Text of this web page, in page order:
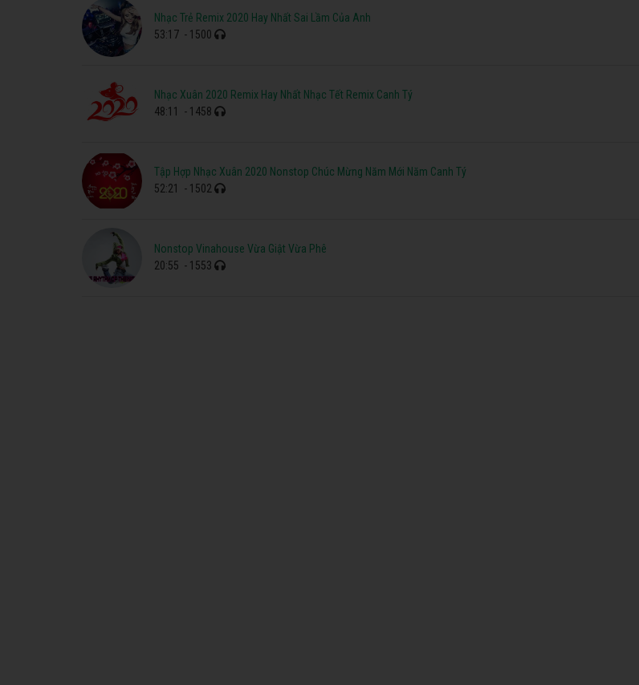
Nhạc Trẻ Remix 2020 Hay Nhất Sai Lầm Của Anh
53:17 - 1500
Nhạc Xuân 2020 Remix Hay Nhất Nhạc Tết Remix Canh Tý
48:11
- 1458
Tập Hợp Nhạc Xuân 2020 Nonstop Chúc Mừng Năm Mới Năm Canh Tý
52:21
- 1502
Nonstop Vinahouse Vừa Giật Vừa Phê
20:55 - 1553